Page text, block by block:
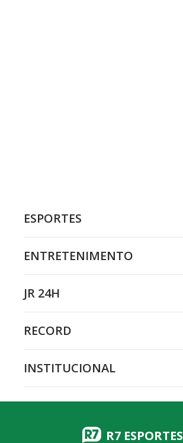
ESPORTES
ENTRETENIMENTO
JR 24H
RECORD
INSTITUCIONAL
R7 ESPORTES